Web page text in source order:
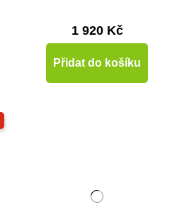
1 920 Kč
Přidat do košíku